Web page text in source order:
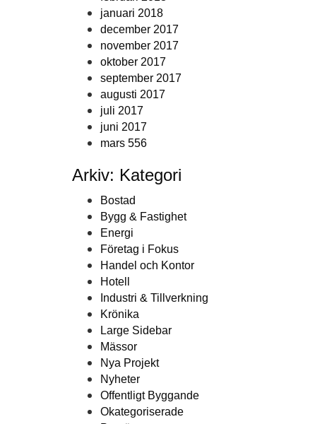
januari 2018
december 2017
november 2017
oktober 2017
september 2017
augusti 2017
juli 2017
juni 2017
mars 556
Arkiv: Kategori
Bostad
Bygg & Fastighet
Energi
Företag i Fokus
Handel och Kontor
Hotell
Industri & Tillverkning
Krönika
Large Sidebar
Mässor
Nya Projekt
Nyheter
Offentligt Byggande
Okategoriserade